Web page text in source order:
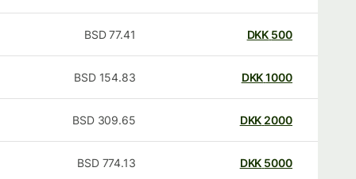
500
DKK
77.41
BSD
1000
DKK
154.83
BSD
2000
DKK
309.65
BSD
5000
DKK
774.13
BSD